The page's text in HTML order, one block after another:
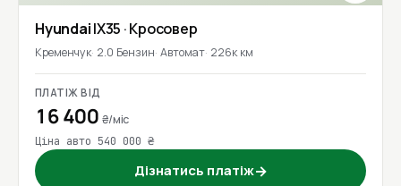
HyundaiIX35 · Кросовер
Кременчук 2.0 Бензин Автомат 226к км
ПЛАТІЖ ВІД
16 400 ₴/міс
Ціна авто 540 000 ₴
Дізнатись платіж→